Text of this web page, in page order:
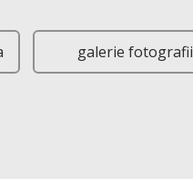
galerie fotografii